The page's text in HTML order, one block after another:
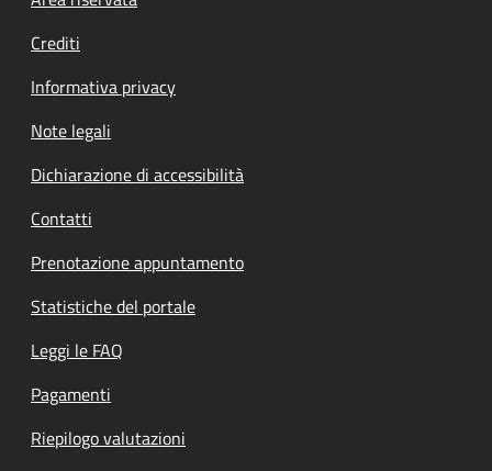
Crediti
Informativa privacy
Note legali
Dichiarazione di accessibilità
Contatti
Prenotazione appuntamento
Statistiche del portale
Leggi le FAQ
Pagamenti
Riepilogo valutazioni